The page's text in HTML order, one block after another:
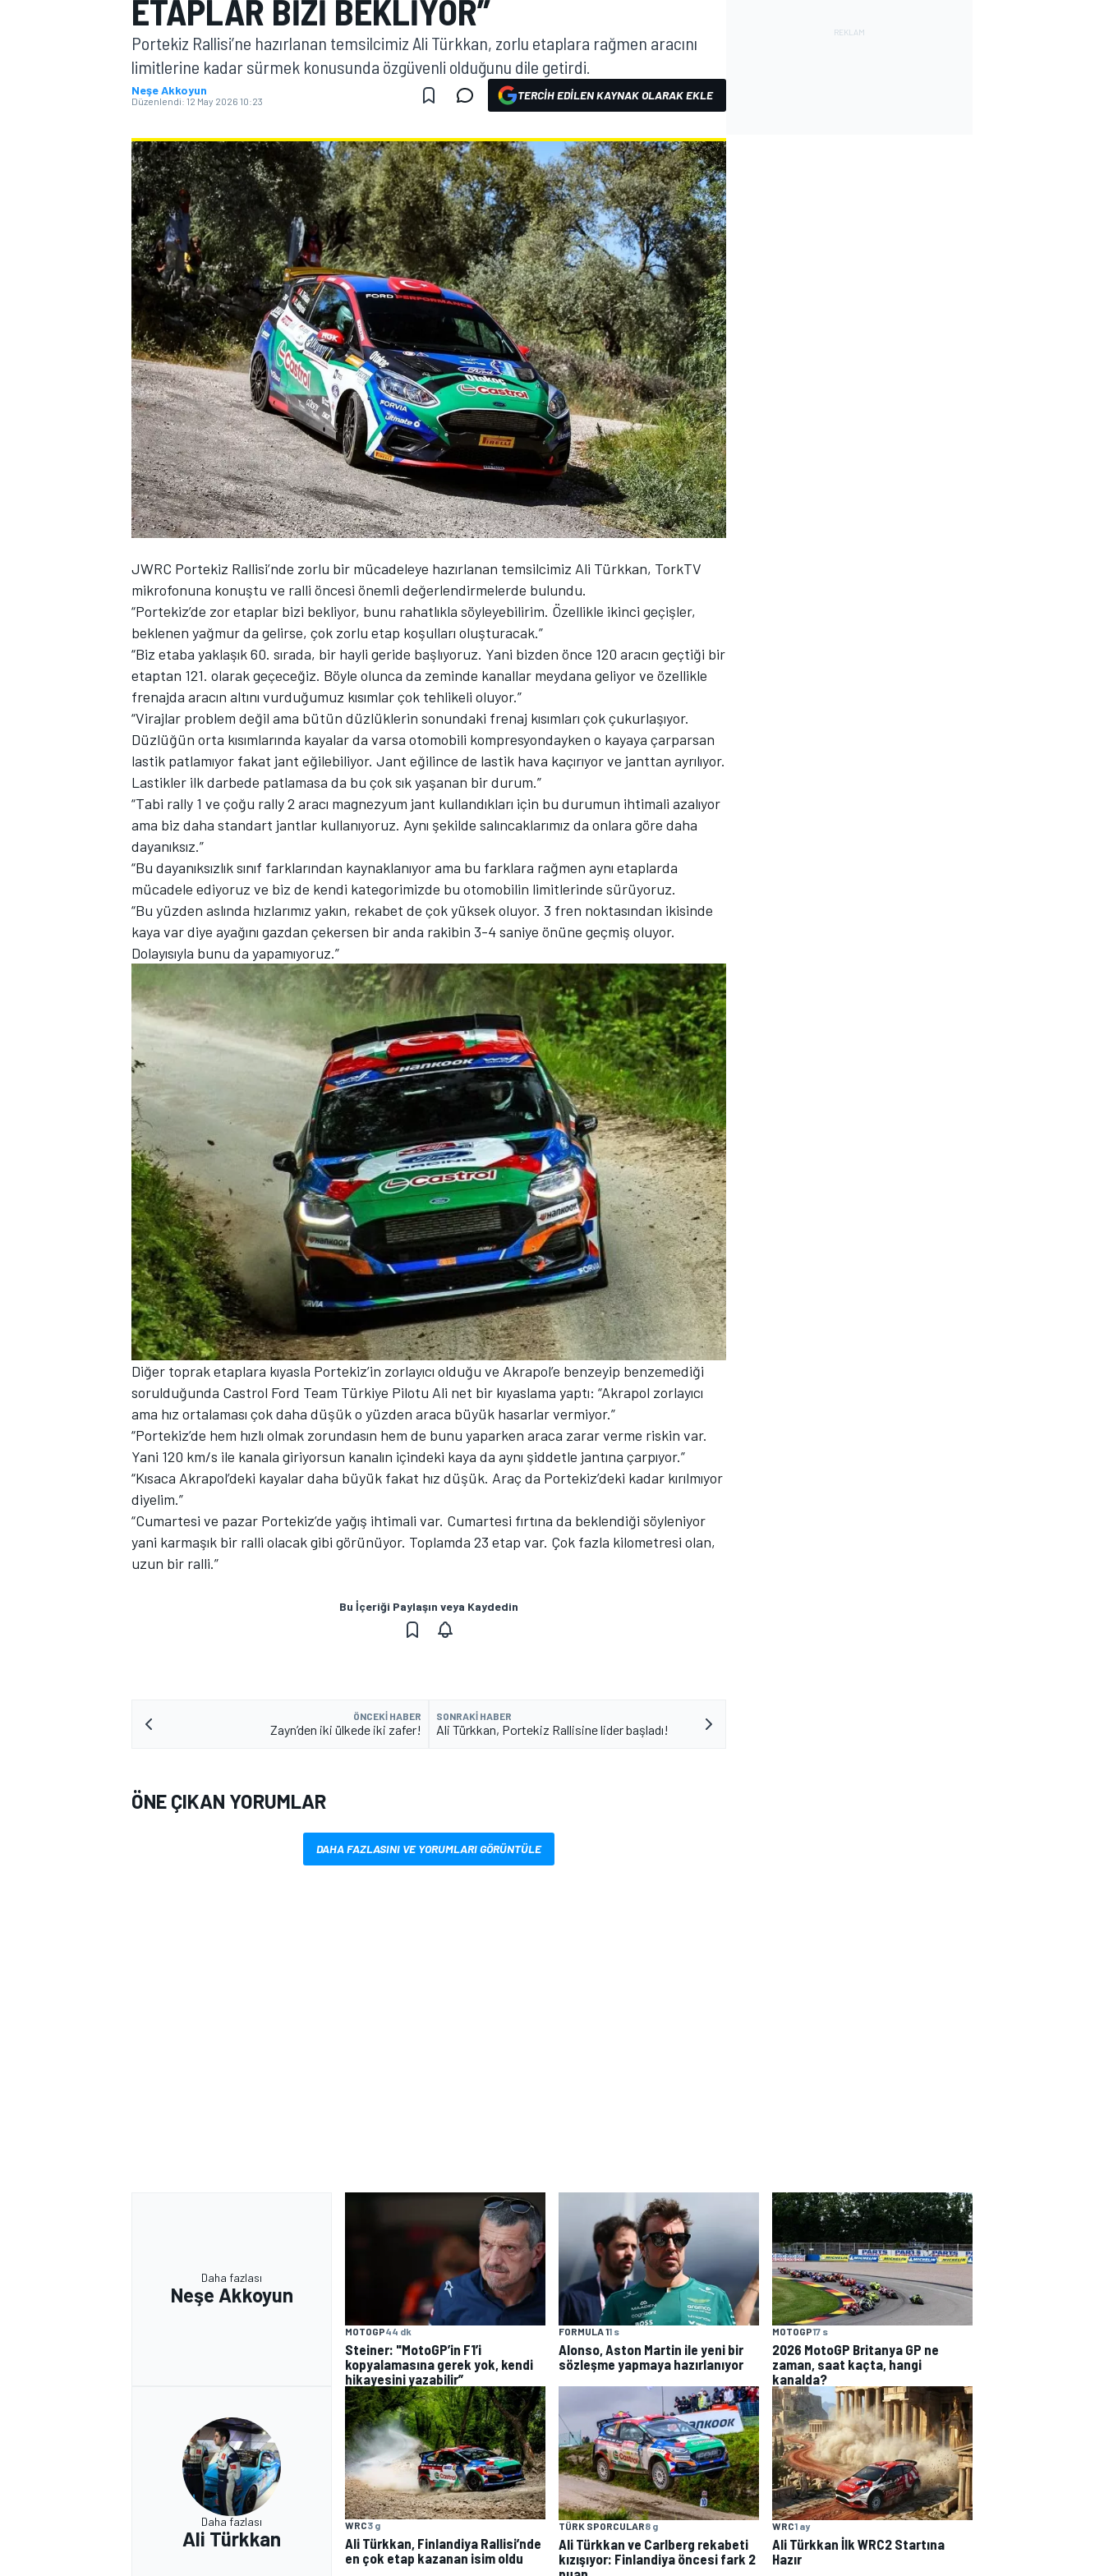
MOTOGP
WORLD SUPERBIKE
WRC
TÜRK SPORCULAR
ETAPLAR BIZI BEKLIYOR”
Portekiz Rallisi’ne hazırlanan temsilcimiz Ali Türkkan, zorlu etaplara rağmen aracını
limitlerine kadar sürmek konusunda özgüvenli olduğunu dile getirdi.
Neşe Akkoyun
Düzenlendi: 12 May 2026 10:23 TERCIH EDILEN KAYNAK OLARAK EKLE
JWRC Portekiz Rallisi’nde zorlu bir mücadeleye hazırlanan temsilcimiz Ali Türkkan, TorkTV
mikrofonuna konuştu ve ralli öncesi önemli değerlendirmelerde bulundu.
“Portekiz’de zor etaplar bizi bekliyor, bunu rahatlıkla söyleyebilirim. Özellikle ikinci geçişler,
beklenen yağmur da gelirse, çok zorlu etap koşulları oluşturacak.”
“Biz etaba yaklaşık 60. sırada, bir hayli geride başlıyoruz. Yani bizden önce 120 aracın geçtiği bir
etaptan 121. olarak geçeceğiz. Böyle olunca da zeminde kanallar meydana geliyor ve özellikle
frenajda aracın altını vurduğumuz kısımlar çok tehlikeli oluyor.”
“Virajlar problem değil ama bütün düzlüklerin sonundaki frenaj kısımları çok çukurlaşıyor.
Düzlüğün orta kısımlarında kayalar da varsa otomobili kompresyondayken o kayaya çarparsan
lastik patlamıyor fakat jant eğilebiliyor. Jant eğilince de lastik hava kaçırıyor ve janttan ayrılıyor.
Lastikler ilk darbede patlamasa da bu çok sık yaşanan bir durum.”
“Tabi rally 1 ve çoğu rally 2 aracı magnezyum jant kullandıkları için bu durumun ihtimali azalıyor
ama biz daha standart jantlar kullanıyoruz. Aynı şekilde salıncaklarımız da onlara göre daha
dayanıksız.”
“Bu dayanıksızlık sınıf farklarından kaynaklanıyor ama bu farklara rağmen aynı etaplarda
mücadele ediyoruz ve biz de kendi kategorimizde bu otomobilin limitlerinde sürüyoruz.
“Bu yüzden aslında hızlarımız yakın, rekabet de çok yüksek oluyor. 3 fren noktasından ikisinde
kaya var diye ayağını gazdan çekersen bir anda rakibin 3-4 saniye önüne geçmiş oluyor.
Dolayısıyla bunu da yapamıyoruz.”
Diğer toprak etaplara kıyasla Portekiz’in zorlayıcı olduğu ve Akrapol’e benzeyip benzemediği
sorulduğunda Castrol Ford Team Türkiye Pilotu Ali net bir kıyaslama yaptı: “Akrapol zorlayıcı
ama hız ortalaması çok daha düşük o yüzden araca büyük hasarlar vermiyor.”
“Portekiz’de hem hızlı olmak zorundasın hem de bunu yaparken araca zarar verme riskin var.
Yani 120 km/s ile kanala giriyorsun kanalın içindeki kaya da aynı şiddetle jantına çarpıyor.”
“Kısaca Akrapol’deki kayalar daha büyük fakat hız düşük. Araç da Portekiz’deki kadar kırılmıyor
diyelim.”
“Cumartesi ve pazar Portekiz’de yağış ihtimali var. Cumartesi fırtına da beklendiği söyleniyor
yani karmaşık bir ralli olacak gibi görünüyor. Toplamda 23 etap var. Çok fazla kilometresi olan,
uzun bir ralli.”
Bu İçeriği Paylaşın veya Kaydedin
ÖNCEKI HABER
Zayn’den iki ülkede iki zafer!
SONRAKI HABER
Ali Türkkan, Portekiz Rallisine lider başladı!
ÖNE ÇIKAN YORUMLAR
DAHA FAZLASINI VE YORUMLARI GÖRÜNTÜLE
Daha fazlası
Neşe Akkoyun
MOTOGP44 dk
Steiner: "MotoGP’in F1’i
kopyalamasına gerek yok, kendi
hikayesini yazabilir”
FORMULA 11 s
Alonso, Aston Martin ile yeni bir
sözleşme yapmaya hazırlanıyor
MOTOGP17 s
2026 MotoGP Britanya GP ne
zaman, saat kaçta, hangi
kanalda?
Daha fazlası
Ali Türkkan
WRC3 g
Ali Türkkan, Finlandiya Rallisi’nde
en çok etap kazanan isim oldu
TÜRK SPORCULAR8 g
Ali Türkkan ve Carlberg rekabeti
kızışıyor: Finlandiya öncesi fark 2
WRC1 ay
Ali Türkkan İlk WRC2 Startına
Hazır